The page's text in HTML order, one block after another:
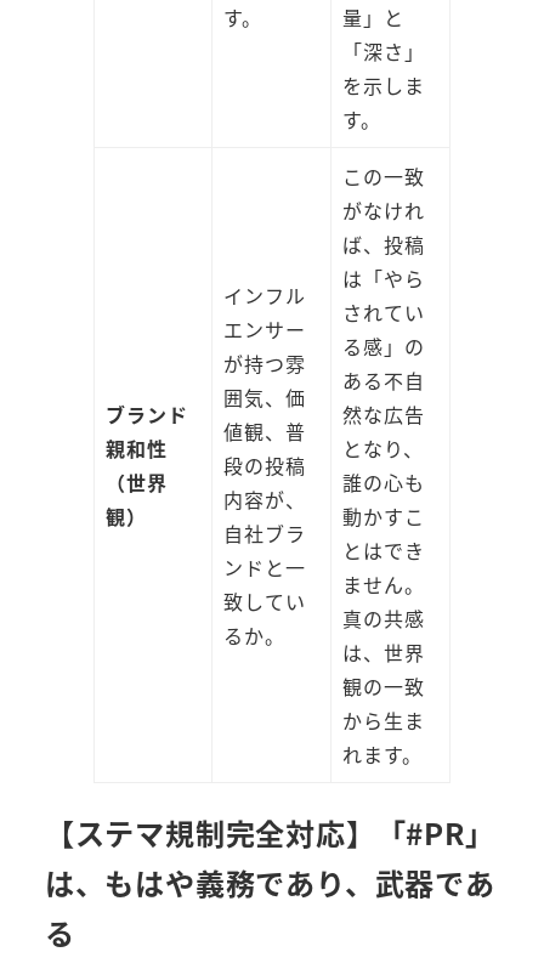
す。
量」と
「深さ」
を示しま
す。
ブランド
親和性
（世界
観）
インフル
エンサー
が持つ雰
囲気、価
値観、普
段の投稿
内容が、
自社ブラ
ンドと一
致してい
るか。
この一致
がなけれ
ば、投稿
は「やら
されてい
る感」の
ある不自
然な広告
となり、
誰の心も
動かすこ
とはでき
ません。
真の共感
は、世界
観の一致
から生ま
れます。
【ステマ規制完全対応】「#PR」
は、もはや義務であり、武器であ
る